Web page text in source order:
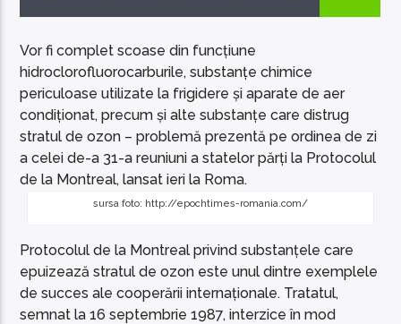
Vor fi complet scoase din funcțiune
hidroclorofluorocarburile, substanțe chimice
periculoase utilizate la frigidere și aparate de aer
condiționat, precum și alte substanțe care distrug
stratul de ozon – problemă prezentă pe ordinea de zi
a celei de-a 31-a reuniuni a statelor părți la Protocolul
de la Montreal, lansat ieri la Roma.
sursa foto: http://epochtimes-romania.com/
Protocolul de la Montreal privind substanțele care
epuizează stratul de ozon este unul dintre exemplele
de succes ale cooperării internaționale. Tratatul,
semnat la 16 septembrie 1987, interzice în mod